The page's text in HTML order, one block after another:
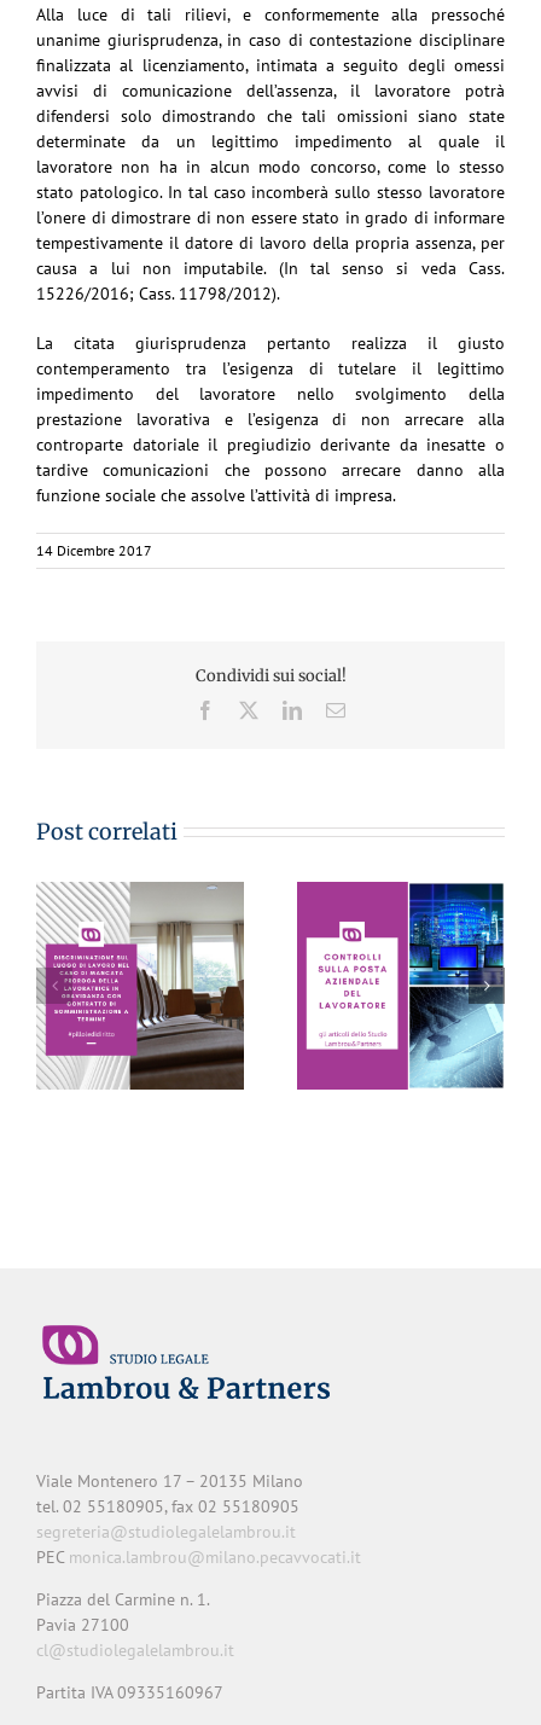
Alla luce di tali rilievi, e conformemente alla pressoché
unanime giurisprudenza, in caso di contestazione disciplinare
finalizzata al licenziamento, intimata a seguito degli omessi
avvisi di comunicazione dell’assenza, il lavoratore potrà
difendersi solo dimostrando che tali omissioni siano state
determinate da un legittimo impedimento al quale il
lavoratore non ha in alcun modo concorso, come lo stesso
stato patologico. In tal caso incomberà sullo stesso lavoratore
l’onere di dimostrare di non essere stato in grado di informare
tempestivamente il datore di lavoro della propria assenza, per
causa a lui non imputabile. (In tal senso si veda Cass.
15226/2016; Cass. 11798/2012).
La citata giurisprudenza pertanto realizza il giusto
contemperamento tra l’esigenza di tutelare il legittimo
impedimento del lavoratore nello svolgimento della
prestazione lavorativa e l’esigenza di non arrecare alla
controparte datoriale il pregiudizio derivante da inesatte o
tardive comunicazioni che possono arrecare danno alla
funzione sociale che assolve l’attività di impresa.
14 Dicembre 2017
Condividi sui social!
Facebook LinkedInEmail
Post correlati
CONTROLLI SULLA
POSTA AZIENDALE
DEL LAVORATORE:
sono inutilizzabili se
eseguiti in virtù solo
di un sospetto – Avv.
Monica Lambrou
LE PILLOLE DEL
VENERDI’
Viale Montenero 17 – 20135 Milano
tel. 02 55180905, fax 02 55180905
segreteria@studiolegalelambrou.it
PEC monica.lambrou@milano.pecavvocati.it
Piazza del Carmine n. 1.
Pavia 27100
cl@studiolegalelambrou.it
Partita IVA 09335160967